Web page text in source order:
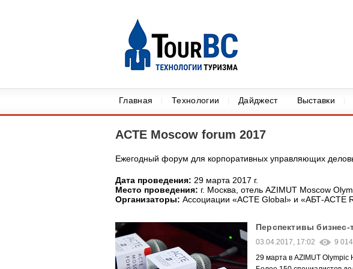
Главная Технологии Дайджест Выставки
ACTE Moscow forum 2017
Ежегодный форум для корпоративных управляющих
Дата проведения: 29 марта 2017 г.
Место проведения: г. Москва, отель AZIMUT Moscow
Организаторы: Ассоциации «ACTE Global» и «АБТ-ACTE
Перспективы
03.04.2017, 17:02 9 014
29 марта в AZIMUT